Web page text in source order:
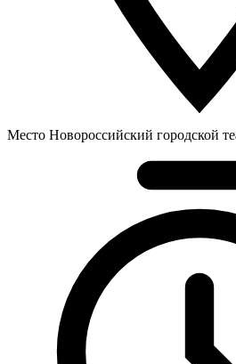
Место Новороссийский городской